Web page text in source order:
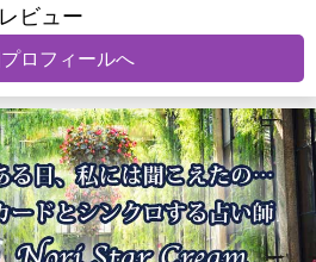
ビュー
ロフィールへ